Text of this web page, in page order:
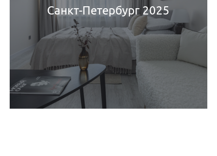
Санкт-Петербург 2025